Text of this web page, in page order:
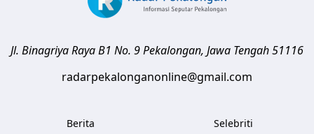
Jl. Binagriya Raya B1 No. 9Pekalongan, Jawa Tengah51116
radarpekalonganonline@gmail.com
Berita
Selebriti